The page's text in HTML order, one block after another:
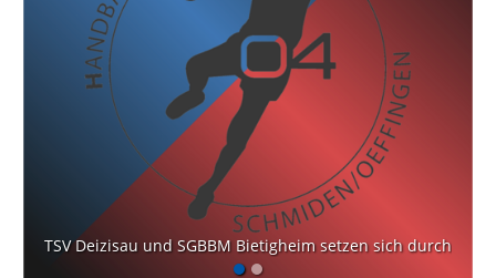
TSV Deizisau und SGBBM Bietigheim setzen sich durch